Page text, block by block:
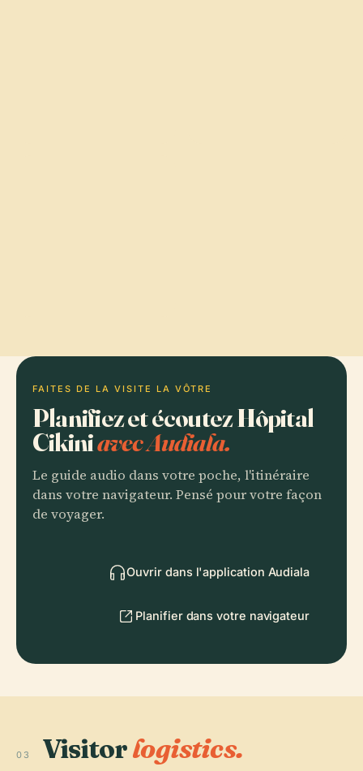
FAITES DE LA VISITE LA VÔTRE
Planifiez et écoutez Hôpital
Cikiniavec Audiala.
Le guide audio dans votre poche, l'itinéraire
dans votre navigateur. Pensé pour votre façon
de voyager.
Ouvrir dans l'application Audiala
Planifier dans votre navigateur
03 Visitorlogistics.